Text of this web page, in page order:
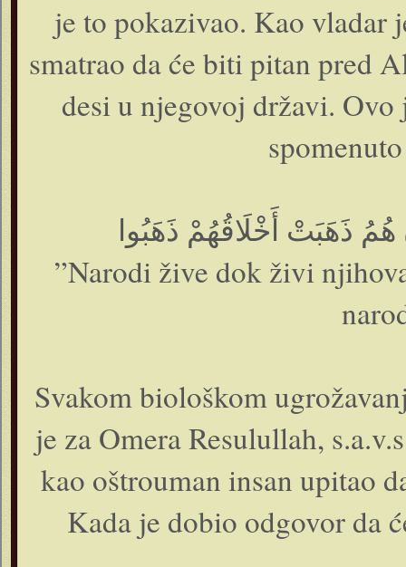
je to pokazivao. Kao vladar
smatrao da će biti pitan pred
desi u njegovoj državi.
”Narodi žive dok živi
Svakom biološkom
je za Omera Resulullah,
kao oštrouman insan upitao
Kada je dobio odgovor da